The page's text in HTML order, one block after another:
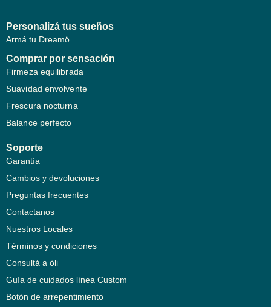
Personalizá tus sueños
Armá tu Dreamö
Comprar por sensación
Firmeza equilibrada
Suavidad envolvente
Frescura nocturna
Balance perfecto
Soporte
Garantía
Cambios y devoluciones
Preguntas frecuentes
Contactanos
Nuestros Locales
Términos y condiciones
Consultá a öli
Guía de cuidados línea Custom
Botón de arrepentimiento